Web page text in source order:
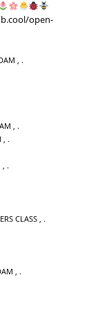
open-
,
,
,
CLASS